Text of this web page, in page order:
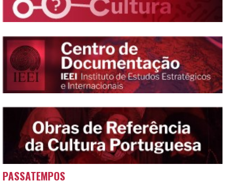
PASSATEMPOS